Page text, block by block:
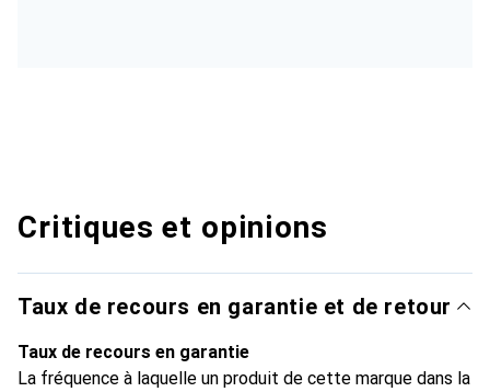
Critiques et opinions
Taux de recours en garantie et de retour
Taux de recours en garantie
La fréquence à laquelle un produit de cette marque dans la